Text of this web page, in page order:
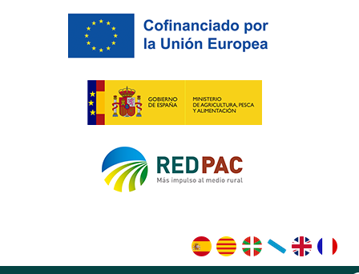
Pasar al contenido principal